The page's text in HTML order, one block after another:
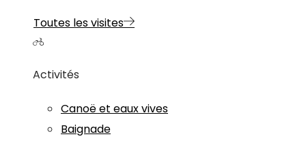
Toutes les visites
Activités
Canoë et eaux vives
Baignade